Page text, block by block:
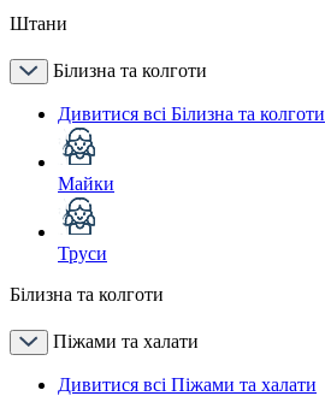
Штани
Білизна та колготи
Дивитися всі Білизна та колготи
Майки
Труси
Білизна та колготи
Піжами та халати
Дивитися всі Піжами та халати